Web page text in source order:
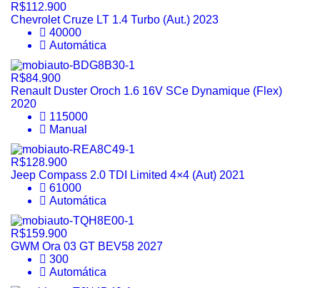
R$112.900
Chevrolet Cruze LT 1.4 Turbo (Aut.) 2023
40000
Automática
R$84.900
Renault Duster Oroch 1.6 16V SCe Dynamique (Flex)
2020
115000
Manual
R$128.900
Jeep Compass 2.0 TDI Limited 4×4 (Aut) 2021
61000
Automática
R$159.900
GWM Ora 03 GT BEV58 2027
300
Automática